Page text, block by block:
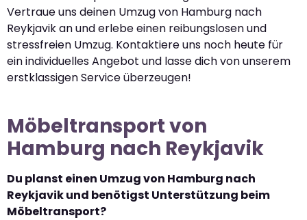
Vertraue uns deinen Umzug von Hamburg nach
Reykjavik an und erlebe einen reibungslosen und
stressfreien Umzug. Kontaktiere uns noch heute für
ein individuelles Angebot und lasse dich von unserem
erstklassigen Service überzeugen!
Möbeltransport von
Hamburg nach Reykjavik
Du planst einen Umzug von Hamburg nach
Reykjavik und benötigst Unterstützung beim
Möbeltransport?